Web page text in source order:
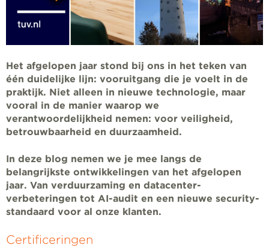
Het afgelopen jaar stond bij ons in het teken van
één duidelijke lijn: vooruitgang die je voelt in de
praktijk. Niet alleen in nieuwe technologie, maar
vooral in de manier waarop we
verantwoordelijkheid nemen: voor veiligheid,
betrouwbaarheid en duurzaamheid.
In deze blog nemen we je mee langs de
belangrijkste ontwikkelingen van het afgelopen
jaar. Van verduurzaming en datacenter-
verbeteringen tot AI-audit en een nieuwe security-
standaard voor al onze klanten.
Certificeringen